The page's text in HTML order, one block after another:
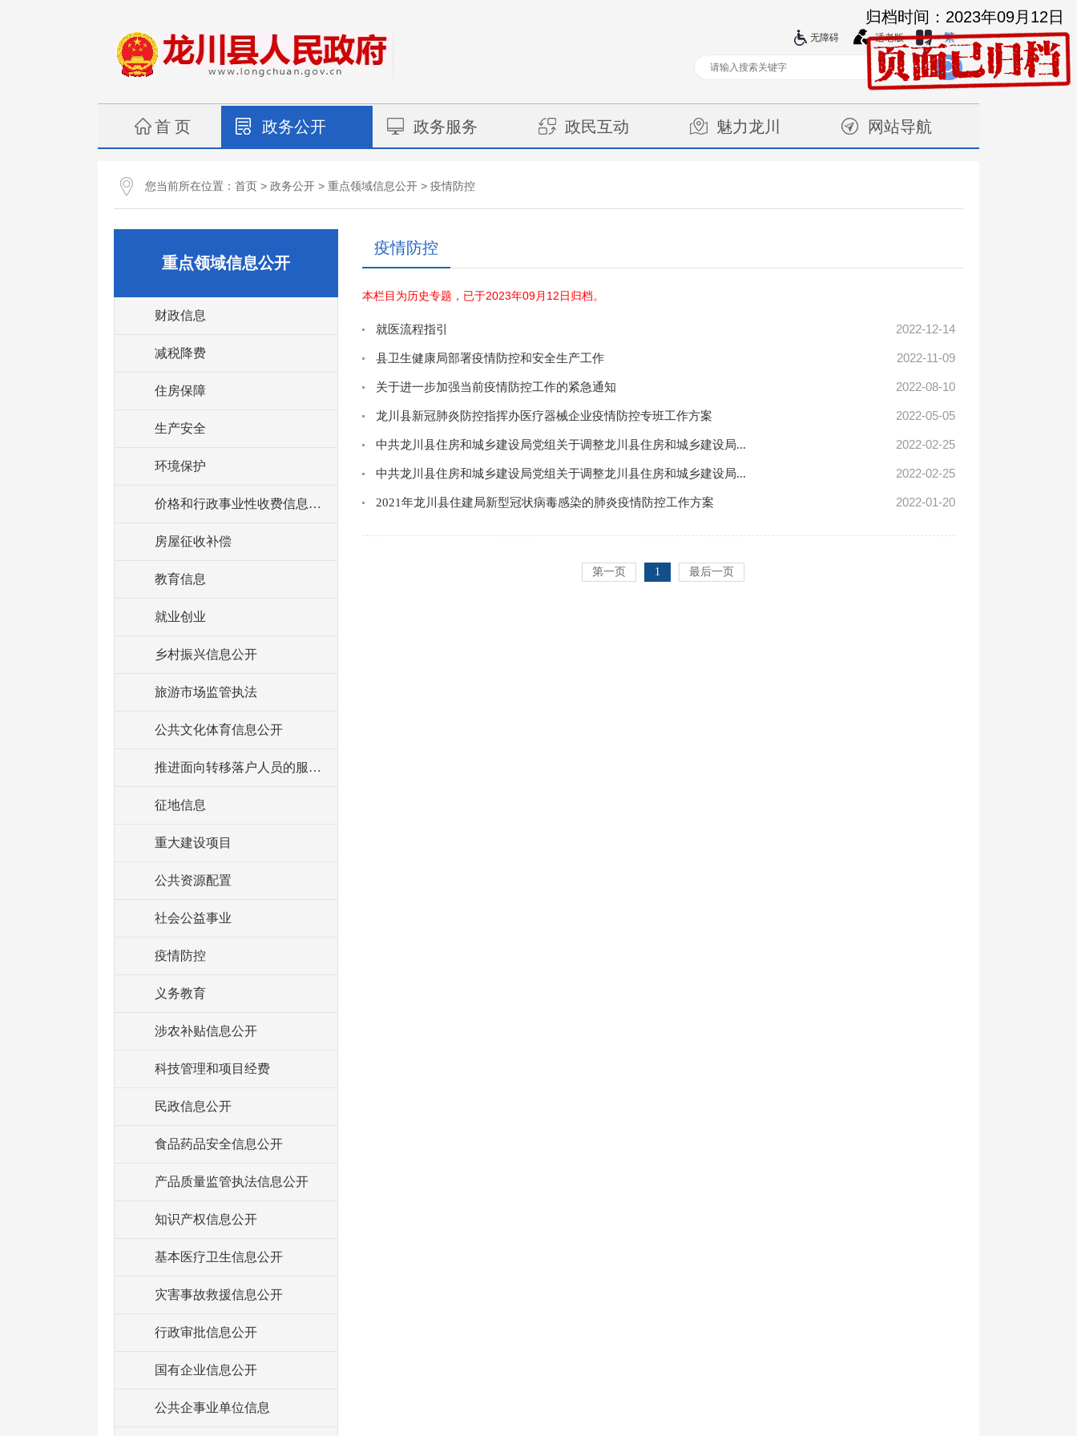
归档时间：2023年09月12日
繁
适老版
无障碍
首 页 政务公开 政务服务 政民互动 魅力龙川 网站导航
您当前所在位置： 首页 > 政务公开 > 重点领域信息公开 > 疫情防控
重点领域信息公开
财政信息
减税降费
住房保障
生产安全
环境保护
价格和行政事业性收费信息公开
房屋征收补偿
教育信息
就业创业
乡村振兴信息公开
旅游市场监管执法
公共文化体育信息公开
推进面向转移落户人员的服务公开
征地信息
重大建设项目
公共资源配置
社会公益事业
疫情防控
义务教育
涉农补贴信息公开
科技管理和项目经费
民政信息公开
食品药品安全信息公开
产品质量监管执法信息公开
知识产权信息公开
基本医疗卫生信息公开
灾害事故救援信息公开
行政审批信息公开
国有企业信息公开
公共企事业单位信息
疫情防控
本栏目为历史专题，已于2023年09月12日归档。
就医流程指引 2022-12-14
县卫生健康局部署疫情防控和安全生产工作 2022-11-09
关于进一步加强当前疫情防控工作的紧急通知 2022-08-10
龙川县新冠肺炎防控指挥办医疗器械企业疫情防控专班工作方案 2022-05-05
中共龙川县住房和城乡建设局党组关于调整龙川县住房和城乡建设局... 2022-02-25
中共龙川县住房和城乡建设局党组关于调整龙川县住房和城乡建设局... 2022-02-25
2021年龙川县住建局新型冠状病毒感染的肺炎疫情防控工作方案 2022-01-20
第一页 1 最后一页